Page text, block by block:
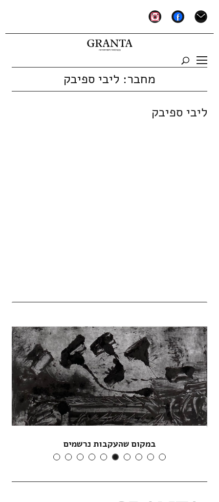
mail
facebook
instagram
מחבר: ליבי ספיבק
ליבי ספיבק
במקום שהעקבות נרשמים